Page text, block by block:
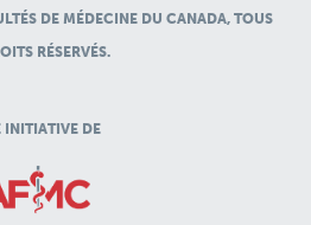
DE MÉDECINE DU CANADA, TOUS
RÉSERVÉS.
INITIATIVE DE